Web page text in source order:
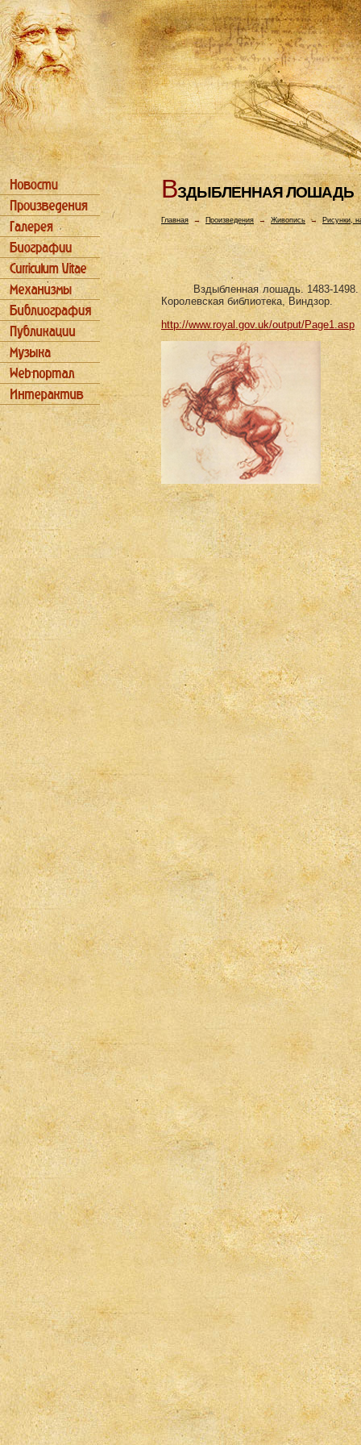
ВЗДЫБЛЕHHАЯ ЛОШАДЬ
Главная→ Произведения → Живопись → Рисунки,
Вздыбленная лошадь. 1483-
Королевская библиотека, Виндзор.
http://www.royal.gov.uk/output/Page1.asp